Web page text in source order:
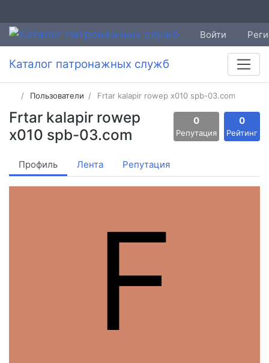
Войти
Каталог патронажных служб
Пользователи Frtar kalapir rowep x010 spb-03.com
Frtar kalapir rowep
x010 spb-03.com
0
Репутация
0
Рейтинг
Профиль Лента Репутация
F